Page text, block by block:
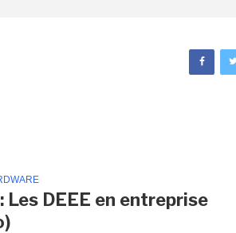
Les DEEE en entreprise